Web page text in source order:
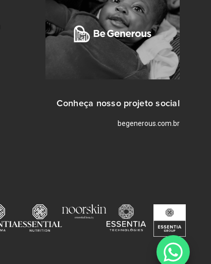
Conheça nosso projeto social
begenerous.com.br